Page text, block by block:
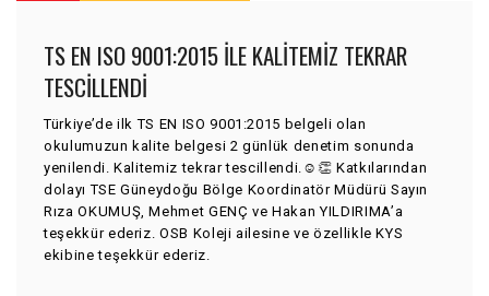
TS EN ISO 9001:2015 ILE KALITEMIZ TEKRAR
TESCILLENDI
Türkiye’de ilk TS EN ISO 9001:2015 belgeli olan
okulumuzun kalite belgesi 2 günlük denetim sonunda
yenilendi. Kalitemiz tekrar tescillendi.☺👏 Katkılarından
dolayı TSE Güneydoğu Bölge Koordinatör Müdürü Sayın
Rıza OKUMUŞ, Mehmet GENÇ ve Hakan YILDIRIMA’a
teşekkür ederiz. OSB Koleji ailesine ve özellikle KYS
ekibine teşekkür ederiz.